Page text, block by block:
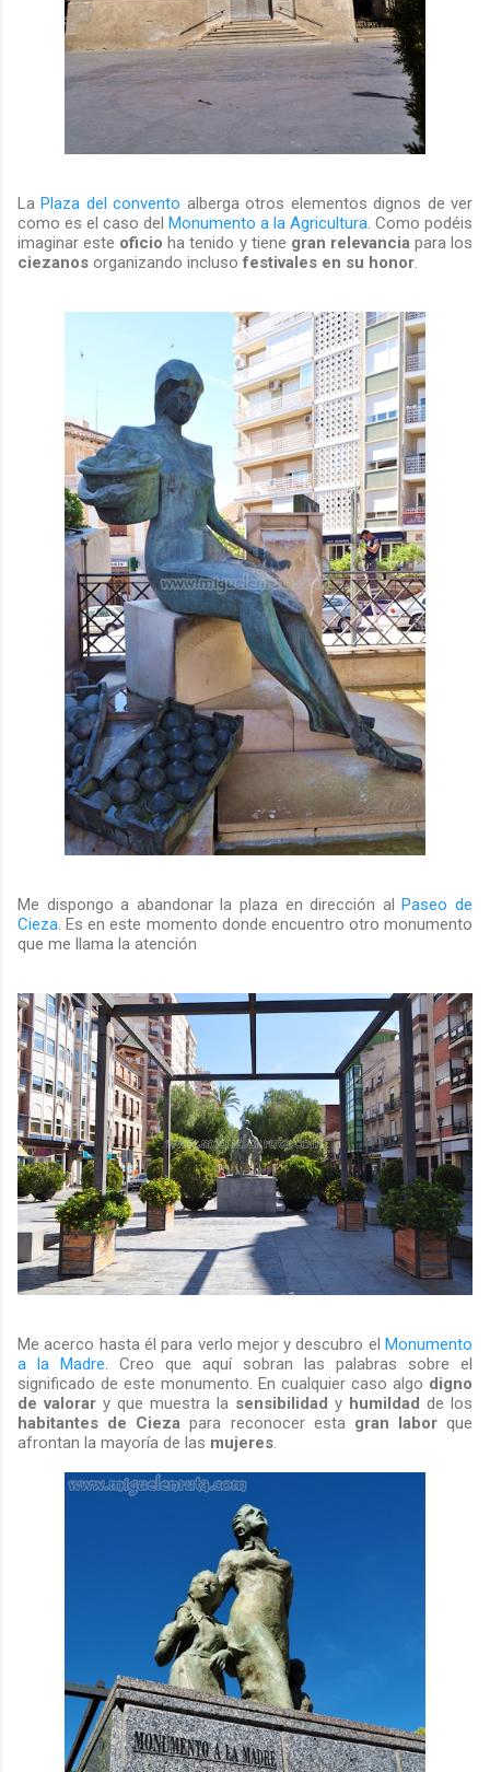
LaPlaza del convento alberga otros elementos dignos de ver
como es el caso del Monumento a la Agricultura. Como podéis
imaginar este oficio ha tenido y tiene gran relevanciapara los
ciezanos organizando inclusofestivales en su honor.
Me dispongo a abandonar la plaza en dirección alPaseo de
Cieza. Es en este momento donde encuentro otro monumento
que me llama la atención
Me acerco hasta él para verlo mejor y descubro el Monumento
a la Madre. Creo que aquí sobran las palabras sobre el
significado de este monumento. En cualquier caso algo digno
de valorar y que muestra la sensibilidad y humildad de los
habitantes de Cieza para reconocer esta gran laborque
afrontan la mayoría de las mujeres.